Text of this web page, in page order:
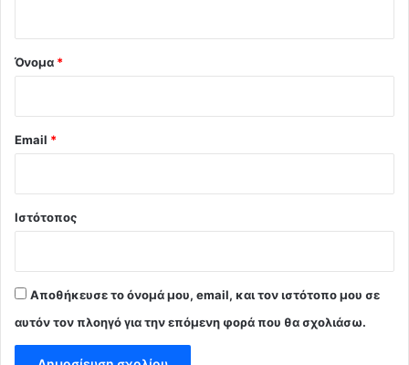
Όνομα *
Email *
Ιστότοπος
Αποθήκευσε το όνομά μου, email, και τον ιστότοπο μου σε
αυτόν τον πλοηγό για την επόμενη φορά που θα σχολιάσω.